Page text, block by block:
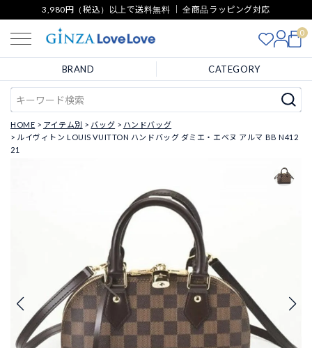
3,980円（税込）以上で送料無料 ｜ 全商品ラッピング対応
0
BRAND CATEGORY
HOME アイテム別 バッグ
ハンドバッグ
ルイヴィトン LOUIS VUITTON ハンドバッグ ダミエ・エベヌ アルマ BB N412
21